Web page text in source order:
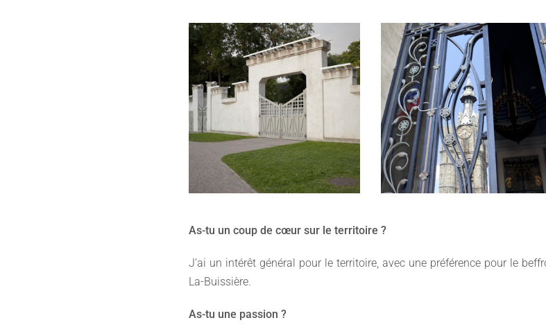
As-tu un coup de cœur sur le territoire ?
J’ai un intérêt général pour le territoire, avec une préférence pour le
La-Buissière.
As-tu une passion ?